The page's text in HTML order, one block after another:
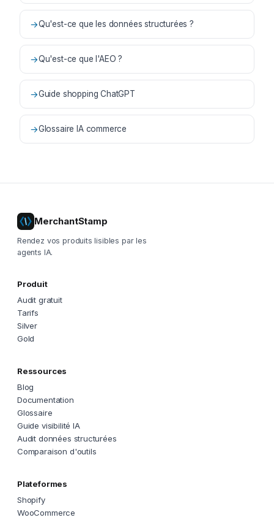
→Qu'est-ce que les données structurées ?
→Qu'est-ce que l'AEO ?
→Guide shopping ChatGPT
→Glossaire IA commerce
MerchantStamp
Rendez vos produits lisibles par les
agents IA.
Produit
Audit gratuit
Tarifs
Silver
Gold
Ressources
Blog
Documentation
Glossaire
Guide visibilité IA
Audit données structurées
Comparaison d'outils
Plateformes
Shopify
WooCommerce